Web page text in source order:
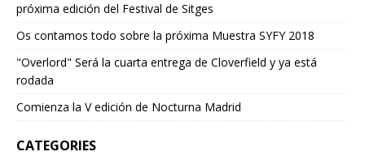
próxima edición del Festival de Sitges
Os contamos todo sobre la próxima Muestra SYFY 2018
"Overlord" Será la cuarta entrega de Cloverfield y ya está
rodada
Comienza la V edición de Nocturna Madrid
CATEGORIES